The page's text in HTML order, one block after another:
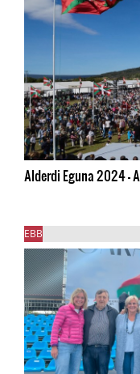
Alderdi Eguna 2024 -
EBB